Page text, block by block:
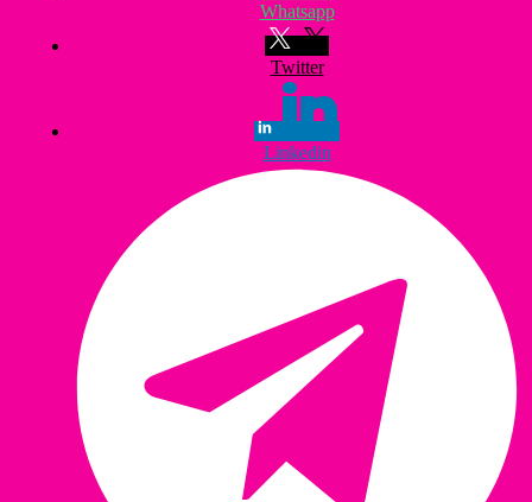
Whatsapp
Twitter
Linkedin